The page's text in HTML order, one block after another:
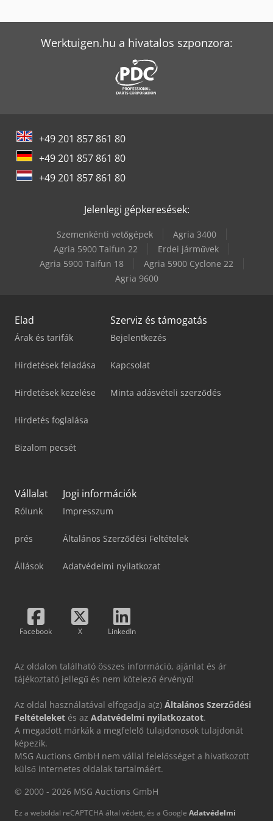
Tec RotecWerktuigen.hu a hivatalos szponzora:
+49 201 857 861 80
+49 201 857 861 80
+49 201 857 861 80
Jelenlegi gépkeresések:
Szemenkénti vetőgépek
Agria 3400
Agria 5900 Taifun 22
Erdei járművek
Agria 5900 Taifun 18
Agria 5900 Cyclone 22
Agria 9600
Elad
Árak és tarifák
Hirdetések feladása
Hirdetések kezelése
Hirdetés foglalása
Bizalom pecsét
Szerviz és támogatás
Bejelentkezés
Kapcsolat
Minta adásvételi szerződés
Vállalat
Rólunk
prés
Állások
Jogi információk
Impresszum
Általános Szerződési Feltételek
Adatvédelmi nyilatkozat
Facebook X LinkedIn
Az oldalon található összes információ, ajánlat és ár
tájékoztató jellegű és nem kötelező érvényű!
Az oldal használatával elfogadja a(z) Általános Szerződési
Feltételeket és az Adatvédelmi nyilatkozatot.
A megadott márkák a megfelelő tulajdonosok tulajdonát
képezik.
MSG Auctions GmbH nem vállal felelősséget a hivatkozott
külső internetes oldalak tartalmáért.
© 2000 - 2026 MSG Auctions GmbH
Ez a weboldal reCAPTCHA által védett, és a Google Adatvédelmi